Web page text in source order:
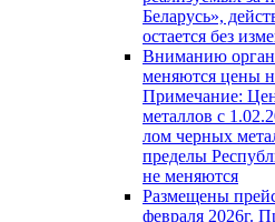
Беларусь»,
остается без
Вниманию
меняются цены
Примечание:
металлов с
лом черных
пределы
не меняются
Размещены
февраля 2026г.